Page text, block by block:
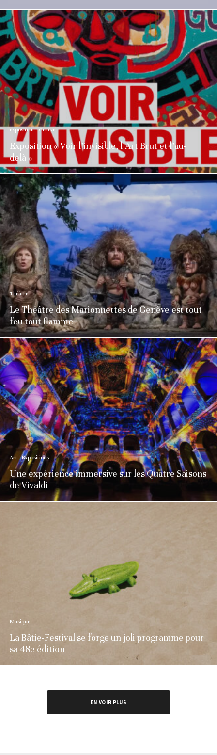
exposition Genève
Exposition « Voir l’invisible, l’Art Brut et l’au-
delà »
Théâtre
Le Théâtre des Marionnettes de Genève est tout
feu tout flamme
Art - Expositions
Une expérience immersive sur les Quatre Saisons
de Vivaldi
Musique
La Bâtie-Festival se forge un joli programme pour
sa 48e édition
EN VOIR PLUS